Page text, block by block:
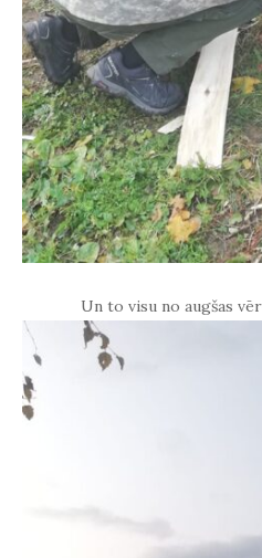
Un to visu no augšas